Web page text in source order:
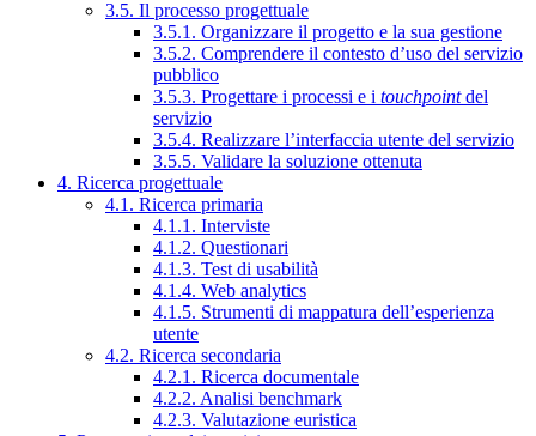
3.5. Il processo progettuale
3.5.1. Organizzare il progetto e la sua gestione
3.5.2. Comprendere il contesto d’uso del servizio
pubblico
3.5.3. Progettare i processi e i touchpointdel
servizio
3.5.4. Realizzare l’interfaccia utente del servizio
3.5.5. Validare la soluzione ottenuta
4. Ricerca progettuale
4.1. Ricerca primaria
4.1.1. Interviste
4.1.2. Questionari
4.1.3. Test di usabilità
4.1.4. Web analytics
4.1.5. Strumenti di mappatura dell’esperienza
utente
4.2. Ricerca secondaria
4.2.1. Ricerca documentale
4.2.2. Analisi benchmark
4.2.3. Valutazione euristica